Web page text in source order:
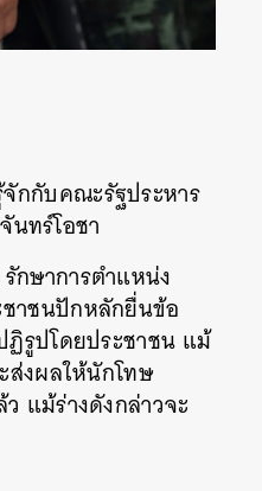
กกับคณะรัฐประหาร
นทร์โอชา
กษาการตำแหน่ง
าชนปักหลักยื่นข้อ
ฏิรูปโดยประชาชน แม้
ส่งผลให้นักโทษ
แม้ร่างดังกล่าวจะ